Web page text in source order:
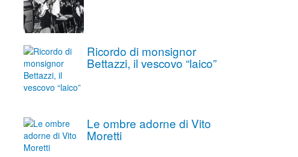
Ricordo di monsignor
Bettazzi, il vescovo “laico”
Le ombre adorne di Vito
Moretti